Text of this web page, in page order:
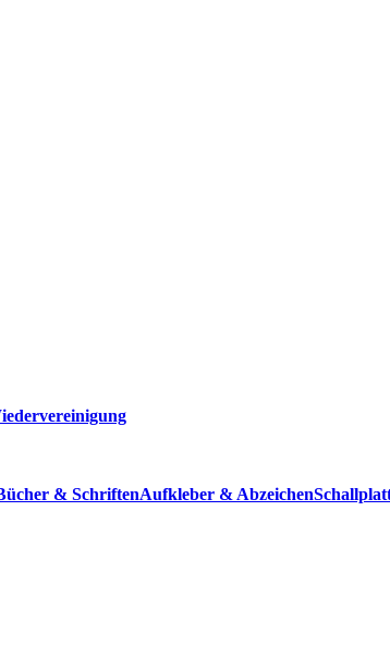
& SchriftenAufkleber & Abzeichen